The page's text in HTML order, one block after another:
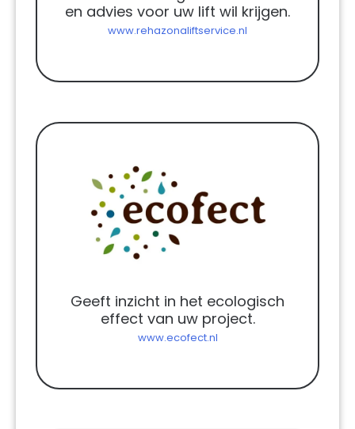
en advies voor uw lift wil krijgen.
www.rehazonaliftservice.nl
Geeft inzicht in het ecologisch
effect van uw project.
www.ecofect.nl